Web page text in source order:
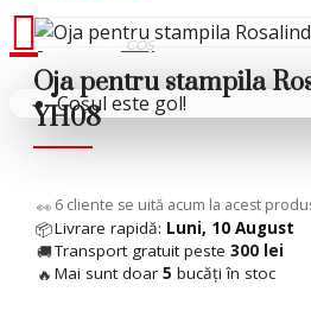
Cosul tau
Coșul este gol!
Oja pentru stampila
YH08
👀 6 cliente se uită acum la acest
📦Livrare rapidă: Luni, 10 August
🚚Transport gratuit peste 300 lei
🔥 Mai sunt doar 5 bucăți în stoc